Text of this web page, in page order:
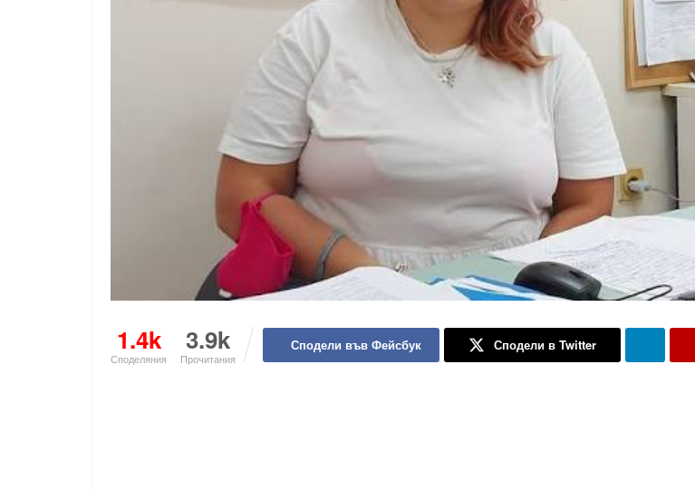
1.4k
Споделяния
3.9k
Прочитания
Сподели във Фейсбук Сподели в Twitter